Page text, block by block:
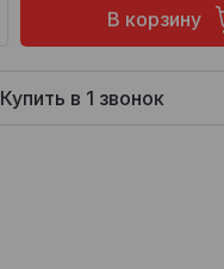
В корзину
Купить в 1 звонок